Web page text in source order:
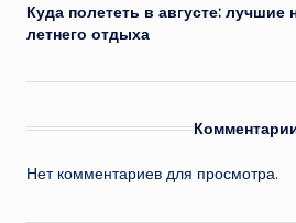
Куда полететь в августе: лучшие
летнего отдыха
Нет комментариев для просмотра.